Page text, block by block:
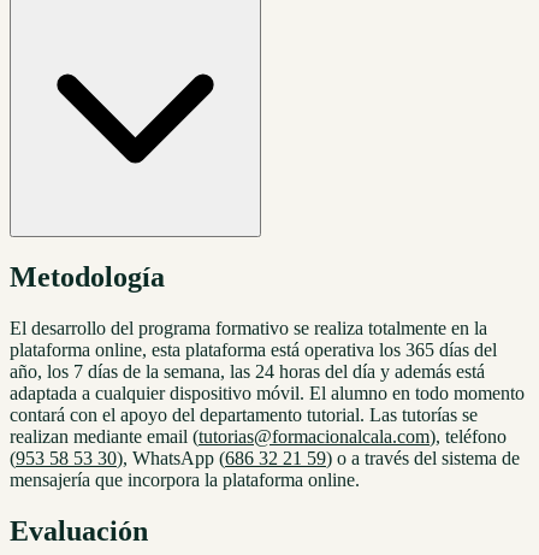
Metodología
El desarrollo del programa formativo se realiza totalmente en la
plataforma online, esta plataforma está operativa los 365 días del
año, los 7 días de la semana, las 24 horas del día y además está
adaptada a cualquier dispositivo móvil. El alumno en todo momento
contará con el apoyo del departamento tutorial. Las tutorías se
realizan mediante email (tutorias@formacionalcala.com), teléfono
(953 58 53 30), WhatsApp (686 32 21 59) o a través del sistema de
mensajería que incorpora la plataforma online.
Evaluación